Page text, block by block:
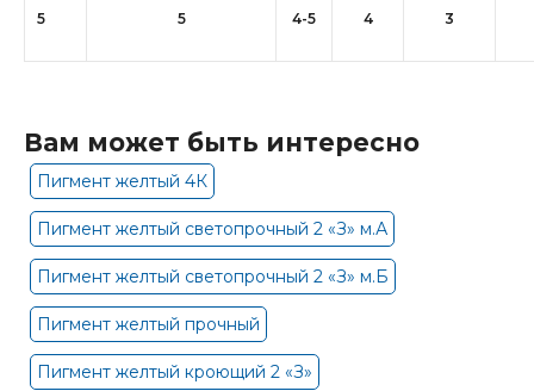
5 5 4-5 4 3
Вам может быть интересно
Пигмент желтый 4К
Пигмент желтый светопрочный 2 «З» м.А
Пигмент желтый светопрочный 2 «З» м.Б
Пигмент желтый прочный
Пигмент желтый кроющий 2 «З»